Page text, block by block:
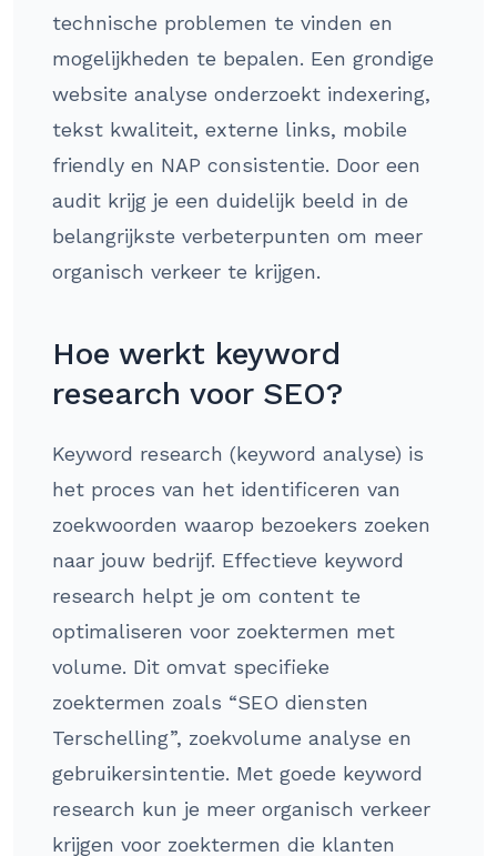
technische problemen te vinden en
mogelijkheden te bepalen. Een grondige
website analyse onderzoekt indexering,
tekst kwaliteit, externe links, mobile
friendly en NAP consistentie. Door een
audit krijg je een duidelijk beeld in de
belangrijkste verbeterpunten om meer
organisch verkeer te krijgen.
Hoe werkt keyword
research voor SEO?
Keyword research (keyword analyse) is
het proces van het identificeren van
zoekwoorden waarop bezoekers zoeken
naar jouw bedrijf. Effectieve keyword
research helpt je om content te
optimaliseren voor zoektermen met
volume. Dit omvat specifieke
zoektermen zoals “SEO diensten
Terschelling”, zoekvolume analyse en
gebruikersintentie. Met goede keyword
research kun je meer organisch verkeer
krijgen voor zoektermen die klanten